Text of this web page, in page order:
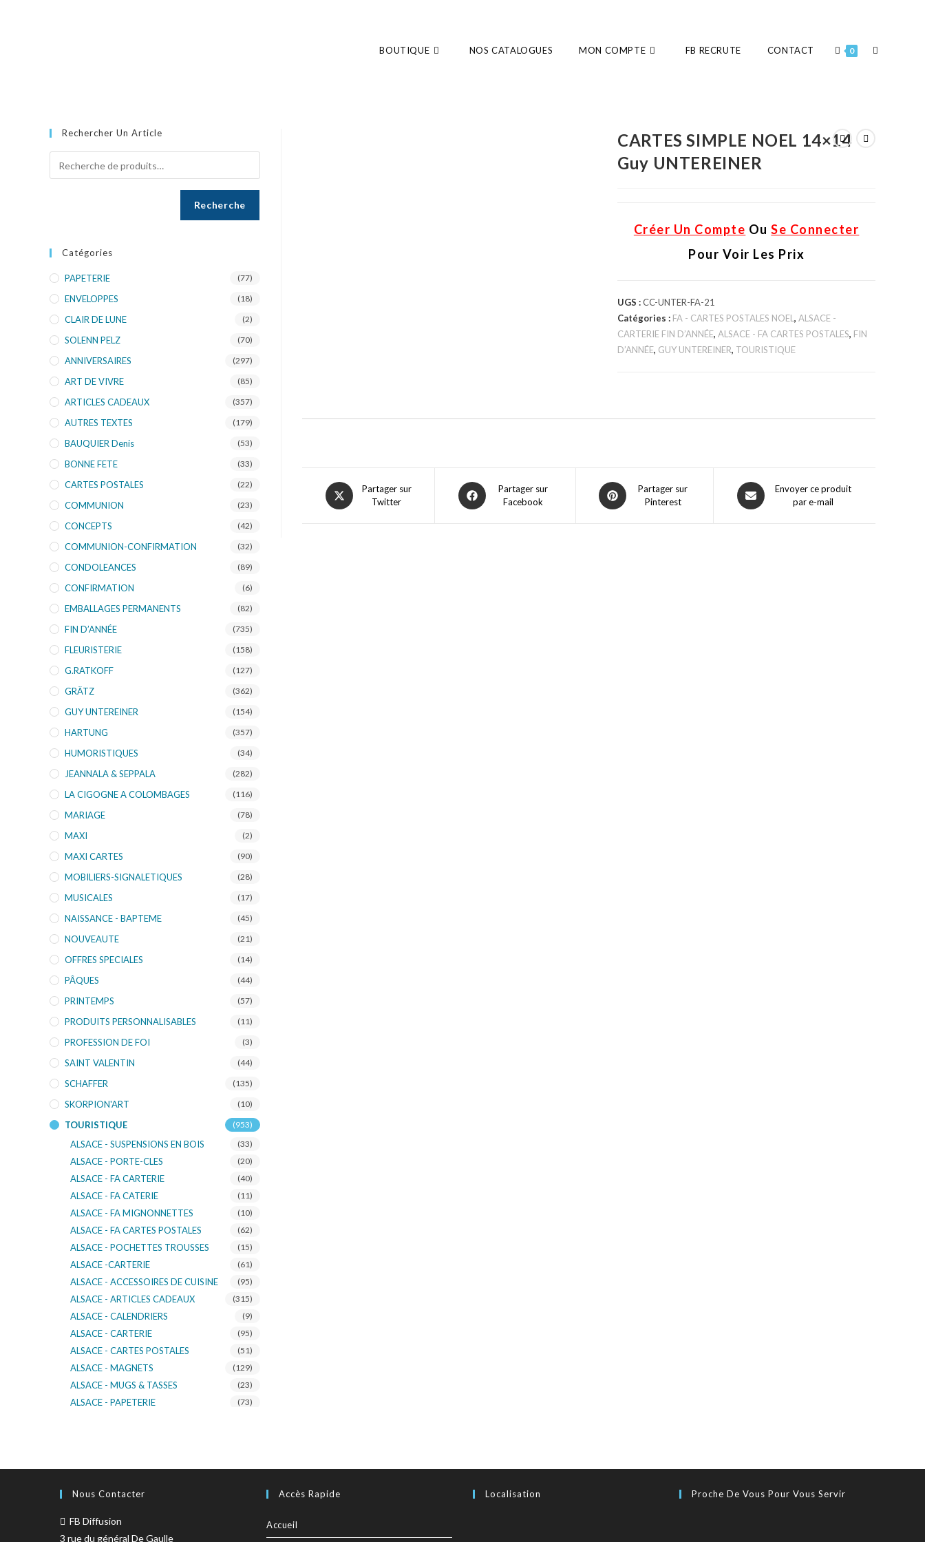
BOUTIQUE NOS CATALOGUES MON COMPTE FB RECRUTE CONTACT 0
CARTES SIMPLE NOEL 14×14
Guy UNTEREINER
Créer Un Compte OuSe Connecter
Pour Voir Les Prix
UGS :CC-UNTER-FA-21
Catégories : FA - CARTES POSTALES NOEL,ALSACE -
CARTERIE FIN D’ANNÉE,ALSACE - FA CARTES POSTALES, FIN
D’ANNÉE, GUY UNTEREINER, TOURISTIQUE
Partager sur
Twitter
Partager sur
Facebook
Partager sur
Pinterest
Envoyer ce produit
par e-mail
Rechercher Un Article
Recherche
Catégories
PAPETERIE (77)
ENVELOPPES (18)
CLAIR DE LUNE (2)
SOLENN PELZ (70)
ANNIVERSAIRES (297)
ART DE VIVRE (85)
ARTICLES CADEAUX (357)
AUTRES TEXTES (179)
BAUQUIER Denis (53)
BONNE FETE (33)
CARTES POSTALES (22)
COMMUNION (23)
CONCEPTS (42)
COMMUNION-CONFIRMATION (32)
CONDOLEANCES (89)
CONFIRMATION (6)
EMBALLAGES PERMANENTS (82)
FIN D’ANNÉE (735)
FLEURISTERIE (158)
G.RATKOFF (127)
GRÄTZ (362)
GUY UNTEREINER (154)
HARTUNG (357)
HUMORISTIQUES (34)
JEANNALA & SEPPALA (282)
LA CIGOGNE A COLOMBAGES (116)
MARIAGE (78)
MAXI (2)
MAXI CARTES (90)
MOBILIERS-SIGNALETIQUES (28)
MUSICALES (17)
NAISSANCE - BAPTEME (45)
NOUVEAUTE (21)
OFFRES SPECIALES (14)
PÂQUES (44)
PRINTEMPS (57)
PRODUITS PERSONNALISABLES (11)
PROFESSION DE FOI (3)
SAINT VALENTIN (44)
SCHAFFER (135)
SKORPION'ART (10)
TOURISTIQUE (953)
ALSACE - SUSPENSIONS EN BOIS (33)
ALSACE - PORTE-CLES (20)
ALSACE - FA CARTERIE (40)
ALSACE - FA CATERIE (11)
ALSACE - FA MIGNONNETTES (10)
ALSACE - FA CARTES POSTALES (62)
ALSACE - POCHETTES TROUSSES (15)
ALSACE -CARTERIE (61)
ALSACE - ACCESSOIRES DE CUISINE (95)
ALSACE - ARTICLES CADEAUX (315)
ALSACE - CALENDRIERS (9)
ALSACE - CARTERIE (95)
ALSACE - CARTES POSTALES (51)
ALSACE - MAGNETS (129)
ALSACE - MUGS & TASSES (23)
ALSACE - PAPETERIE (73)
Nous Contacter
FB Diffusion
3 rue du général De Gaulle
Accès Rapide
Accueil
Localisation Proche De Vous Pour Vous Servir